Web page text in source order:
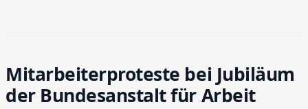
Mitarbeiterproteste bei Jubiläum
der Bundesanstalt für Arbeit